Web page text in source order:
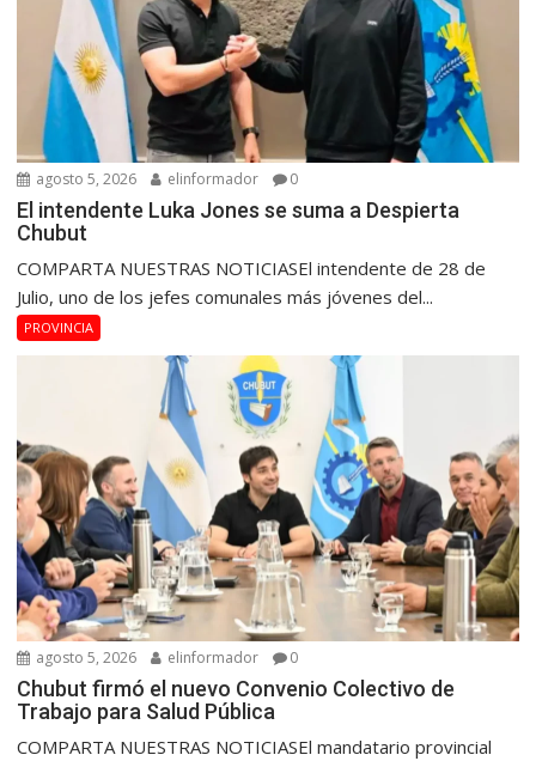
agosto 5, 2026 elinformador 0
El intendente Luka Jones se suma a Despierta
Chubut
COMPARTA NUESTRAS NOTICIASEl intendente de 28 de
Julio, uno de los jefes comunales más jóvenes del...
PROVINCIA
agosto 5, 2026 elinformador 0
Chubut firmó el nuevo Convenio Colectivo de
Trabajo para Salud Pública
COMPARTA NUESTRAS NOTICIASEl mandatario provincial